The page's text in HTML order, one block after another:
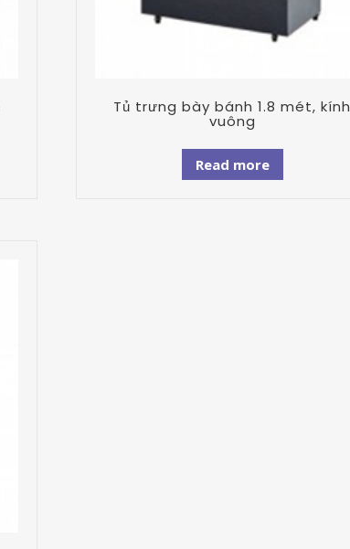
Tủ trưng bày bánh 1.8 mét, kính
vuông
Read more